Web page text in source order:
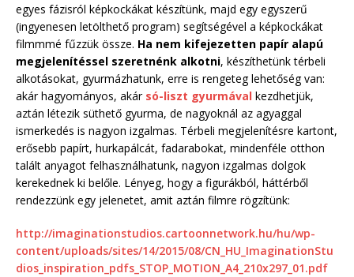
egyes fázisról képkockákat készítünk, majd egy egyszerű
(ingyenesen letölthető program) segítségével a képkockákat
filmmmé fűzzük össze. Ha nem kifejezetten papír alapú
megjelenítéssel szeretnénk alkotni, készíthetünk térbeli
alkotásokat, gyurmázhatunk, erre is rengeteg lehetőség van:
akár hagyományos, akár só-liszt gyurmával kezdhetjük,
aztán létezik süthető gyurma, de nagyoknál az agyaggal
ismerkedés is nagyon izgalmas. Térbeli megjelenítésre kartont,
erősebb papírt, hurkapálcát, fadarabokat, mindenféle otthon
talált anyagot felhasználhatunk, nagyon izgalmas dolgok
kerekednek ki belőle. Lényeg, hogy a figurákból, háttérből
rendezzünk egy jelenetet, amit aztán filmre rögzítünk:
http://imaginationstudios.cartoonnetwork.hu/hu/wp-
content/uploads/sites/14/2015/08/CN_HU_ImaginationStu
dios_inspiration_pdfs_STOP_MOTION_A4_210x297_01.pdf